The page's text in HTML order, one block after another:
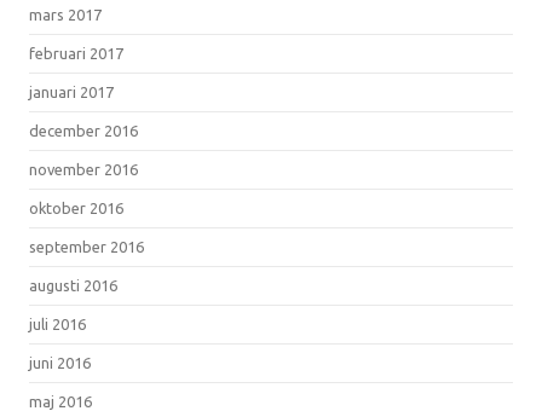
mars 2017
februari 2017
januari 2017
december 2016
november 2016
oktober 2016
september 2016
augusti 2016
juli 2016
juni 2016
maj 2016